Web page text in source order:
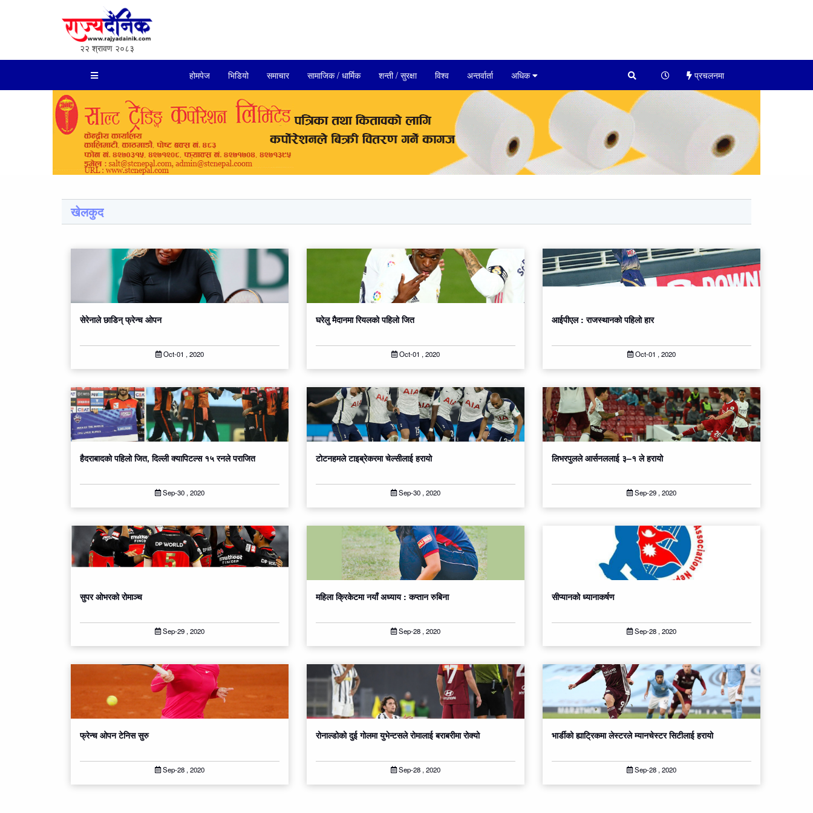
२२ श्रावण २०८३
होमपेज भिडियो समाचार सामाजिक / धार्मिक शन्ती / सुरक्षा विश्व अन्तर्वार्ता अधिक प्रचलनमा
खेलकुद
सेरेनाले छाडिन् फ्रेन्च ओपन
Oct-01 , 2020
घरेलु मैदानमा रियलको पहिलो जित
Oct-01 , 2020
आईपीएल : राजस्थानको पहिलो हार
Oct-01 , 2020
हैदराबादको पहिलो जित, दिल्ली क्यापिटल्स १५ रनले पराजित
Sep-30 , 2020
टोटनहमले टाइब्रेकरमा चेल्सीलाई हरायो
Sep-30 , 2020
लिभरपुलले आर्सनललाई ३–१ ले हरायो
Sep-29 , 2020
सुपर ओभरको रोमाञ्‍च
Sep-29 , 2020
महिला क्रिकेटमा नयाँ अध्याय : कप्तान रुबिना
Sep-28 , 2020
सीप्यानको ध्यानाकर्षण
Sep-28 , 2020
फ्रेन्च ओपन टेनिस सुरु
Sep-28 , 2020
रोनाल्डोको दुई गोलमा युभेन्टसले रोमालाई बराबरीमा रोक्यो
Sep-28 , 2020
भार्डीको ह्याट्रिकमा लेस्टरले म्यानचेस्टर सिटीलाई हरायो
Sep-28 , 2020